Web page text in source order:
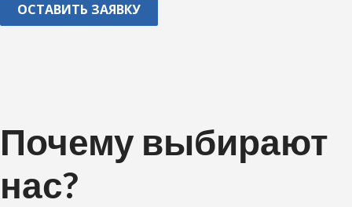
ОСТАВИТЬ ЗАЯВКУ
Почему выбирают
нас?